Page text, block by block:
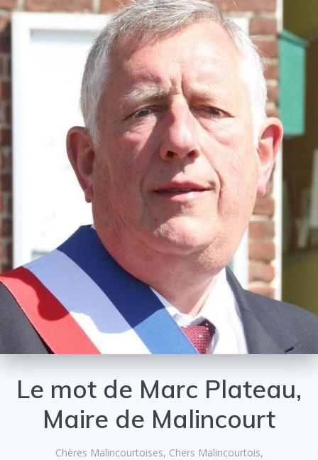
Le mot de Marc Plateau,
Maire de Malincourt
Chères Malincourtoises, Chers Malincourtois,